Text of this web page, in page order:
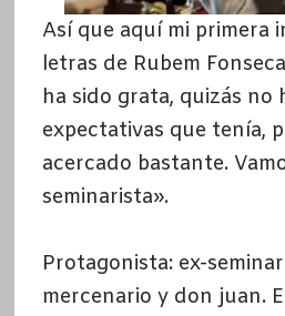
Así que aquí mi primera
letras de Rubem
ha sido grata, quizás no
expectativas que tenía,
acercado bastante.
seminarista».
Protagonista: ex-
mercenario y don juan.